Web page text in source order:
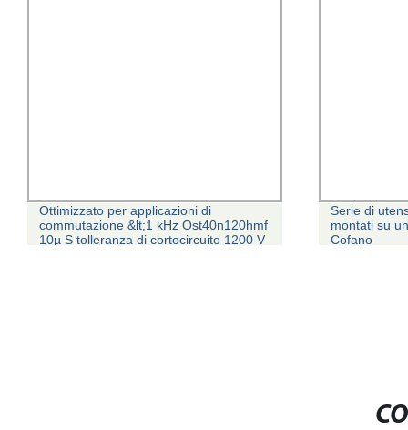
Ottimizzato per applicazioni di
commutazione &lt;1 kHz Ost40n120hmf
10µ S tolleranza di cortocircuito 1200 V
Serie di
montati su
Cofano